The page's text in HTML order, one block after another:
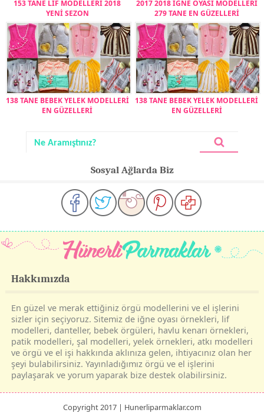
153 TANE LİF MODELLERİ 2018
YENİ SEZON
2017 2018 İĞNE OYASI MODELLERİ
279 TANE EN GÜZELLERİ
138 TANE BEBEK YELEK MODELLERİ
EN GÜZELLERİ
138 TANE BEBEK YELEK MODELLERİ
EN GÜZELLERİ
Sosyal Ağlarda Biz
Hakkımızda
En güzel ve merak ettiğiniz örgü modellerini ve el işlerini
sizler için seçiyoruz. Sitemiz de iğne oyası örnekleri, lif
modelleri, danteller, bebek örgüleri, havlu kenarı örnekleri,
patik modelleri, şal modelleri, yelek örnekleri, atkı modelleri
ve örgü ve el işi hakkında aklınıza gelen, ihtiyacınız olan her
şeyi bulabilirsiniz. Yayınladığımız örgü ve el işlerini
paylaşarak ve yorum yaparak bize destek olabilirsiniz.
Copyright 2017 | Hunerliparmaklar.com